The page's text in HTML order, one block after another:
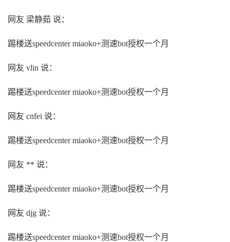
网友 梁静茹 说：
踢楼送speedcenter miaoko+测速bot授权一个月
网友 vlin 说：
踢楼送speedcenter miaoko+测速bot授权一个月
网友 cnfei 说：
踢楼送speedcenter miaoko+测速bot授权一个月
网友 ** 说：
踢楼送speedcenter miaoko+测速bot授权一个月
网友 djg 说：
踢楼送speedcenter miaoko+测速bot授权一个月